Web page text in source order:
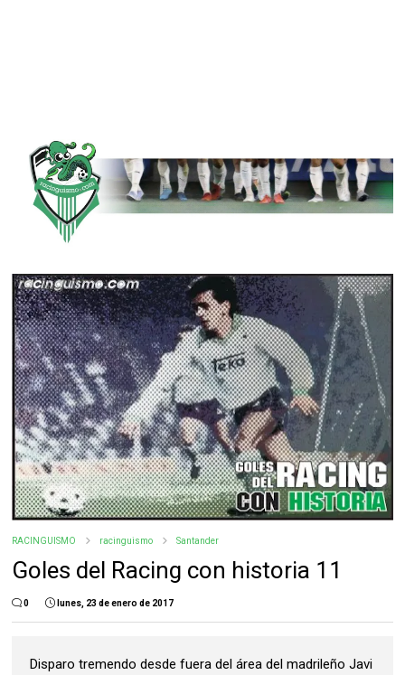
RACINGUISMO racinguismo Santander
Goles del Racing con historia 11
0 lunes, 23 de enero de 2017
Disparo tremendo desde fuera del área del madrileño Javi